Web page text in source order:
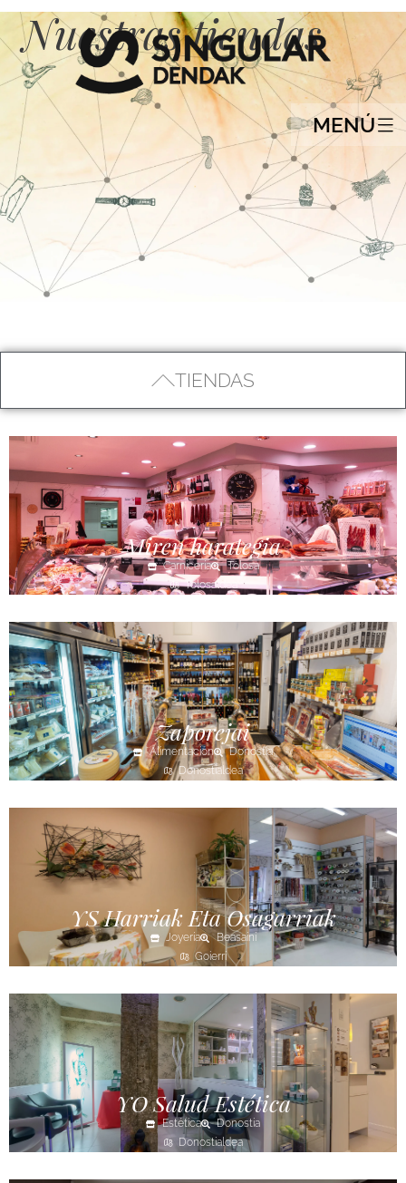
MENÚ
Nuestras tiendas
TIENDAS
Miren harategia
Carnicería
Tolosa
Tolosaldea
Zaporejai
Alimentación
Donostia
Donostialdea
YS Harriak Eta Osagarriak
Joyería
Beasaini
Goierri
YO Salud Estética
Estética
Donostia
Donostialdea